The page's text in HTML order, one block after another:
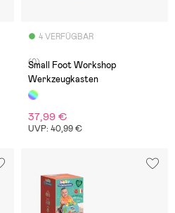
4 VERFÜGBAR
(0)
Small Foot Workshop
Werkzeugkasten
37,99 €
UVP: 40,99 €